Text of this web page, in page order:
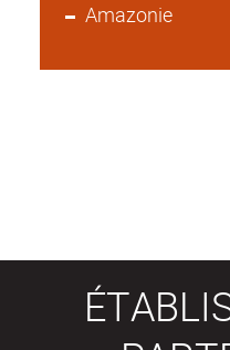
Amazonie